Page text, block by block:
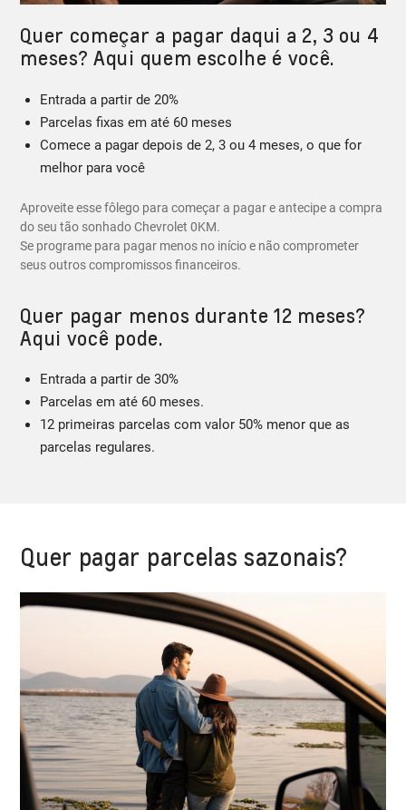
Quer começar a pagar daqui a 2, 3 ou 4
meses? Aqui quem escolhe é você.
Entrada a partir de 20%
Parcelas fixas em até 60 meses
Comece a pagar depois de 2, 3 ou 4 meses, o que for
melhor para você
Aproveite esse fôlego para começar a pagar e antecipe a compra
do seu tão sonhado Chevrolet 0KM.
Se programe para pagar menos no início e não comprometer
seus outros compromissos financeiros.
Quer pagar menos durante 12 meses?
Aqui você pode.
Entrada a partir de 30%
Parcelas em até 60 meses.
12 primeiras parcelas com valor 50% menor que as
parcelas regulares.
Quer pagar parcelas sazonais?